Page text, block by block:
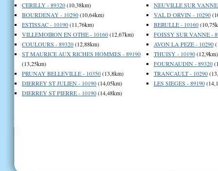
CERILLY - 89320(10,38km)
BOURDENAY - 10290(10,64km)
ESTISSAC - 10190(11,76km)
VILLEMOIRON EN OTHE - 10160(12,67km)
COULOURS - 89320(12,88km)
ST MAURICE AUX RICHES HOMMES - 89190
(13,25km)
PRUNAY BELLEVILLE - 10350(13,8km)
DIERREY ST JULIEN - 10190(14,05km)
DIERREY ST PIERRE - 10190(14,48km)
NEUVILLE SUR
VAL D ORVIN - 10290
BERULLE - 10160
FOISSY SUR VANNE -
AVON LA PEZE - 10290
THUISY - 10190(12,9km)
FOURNAUDIN - 89320
TRANCAULT - 10290
LES SIEGES - 89190